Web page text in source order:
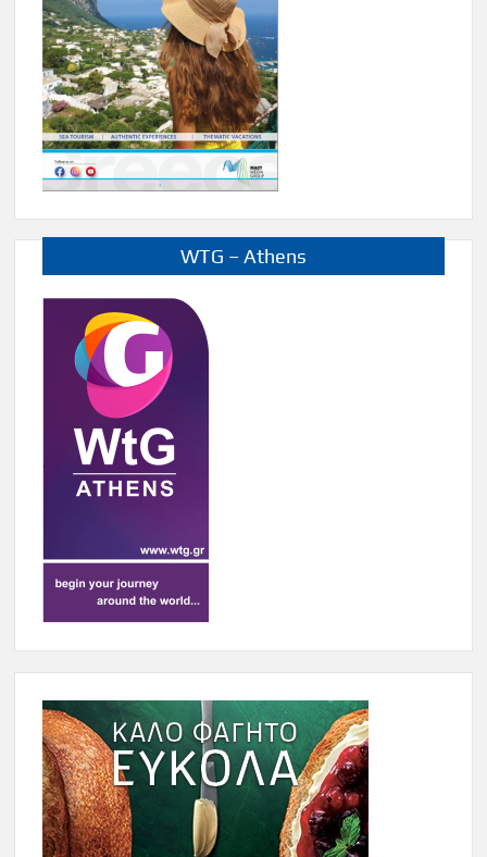
WTG – Athens